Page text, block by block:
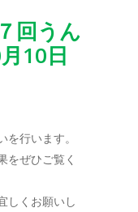
回うん
10日
行います。
をぜひご覧く
しくお願いし